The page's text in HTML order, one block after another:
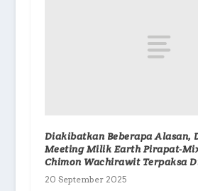
Diakibatkan Beberapa Alasan,
Meeting Milik Earth Pirapat-
Chimon Wachirawit Terpaksa
20 September 2025